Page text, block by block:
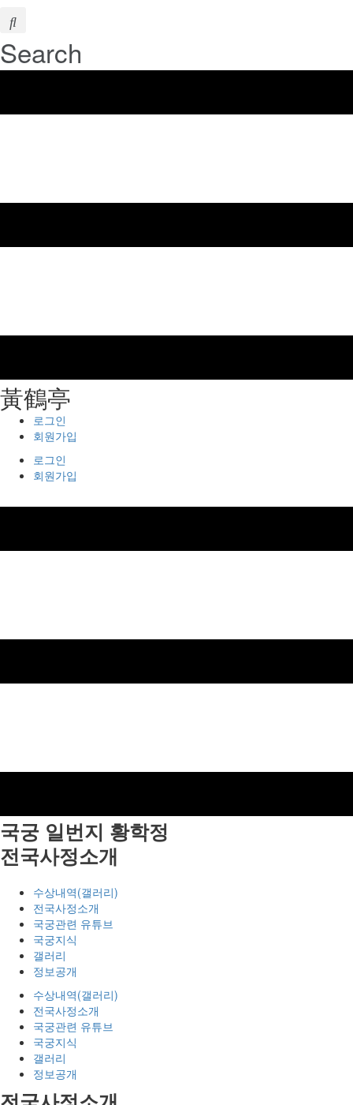
Search
⿈鶴亭
로그인
회원가입
로그인
회원가입
국궁 일번지 황학정
전국사정소개
수상내역(갤러리)
전국사정소개
국궁관련 유튜브
국궁지식
갤러리
정보공개
수상내역(갤러리)
전국사정소개
국궁관련 유튜브
국궁지식
갤러리
정보공개